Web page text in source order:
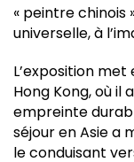
« peintre chinois
universelle, à
L’exposition
Hong Kong, où il
empreinte
séjour en Asie a
le conduisant